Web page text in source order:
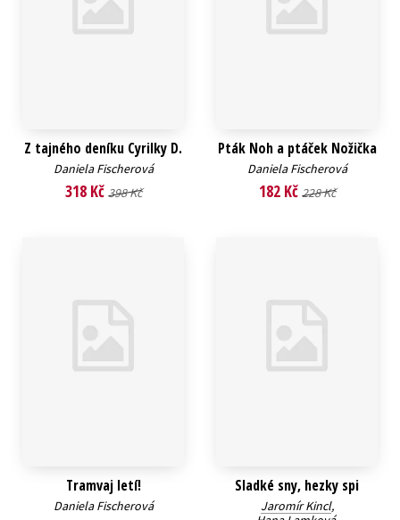
Z tajného deníku Cyrilky D.
Daniela Fischerová
318 Kč 398 Kč
Pták Noh a ptáček Nožička
Daniela Fischerová
182 Kč 228 Kč
Tramvaj letí!
Daniela Fischerová
Sladké sny, hezky spi
Jaromír Kincl,